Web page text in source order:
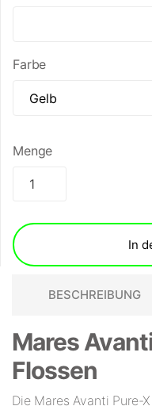
Farbe
Menge
In
BESCHREIBUNG
Mares
Flossen
Die Mares Avanti Pure-